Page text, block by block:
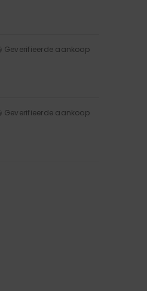
Geverifieerde aankoop
Geverifieerde aankoop